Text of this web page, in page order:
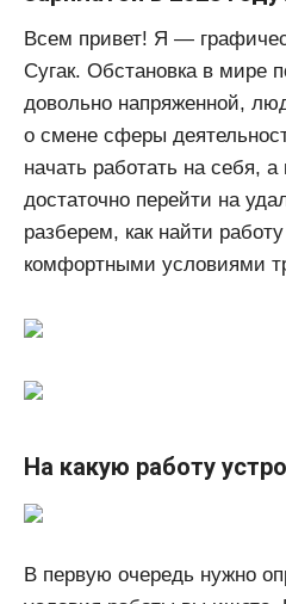
Всем привет! Я —
Сугак. Обстановка в мире
довольно напряженной,
о смене сферы
начать работать на себя,
достаточно перейти на
разберем, как найти
комфортными условиями
На какую работу
В первую очередь нужно